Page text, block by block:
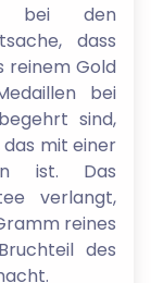
bei den
dass
reinem Gold
bei
sind,
mit einer
ist. Das
verlangt,
reines
des